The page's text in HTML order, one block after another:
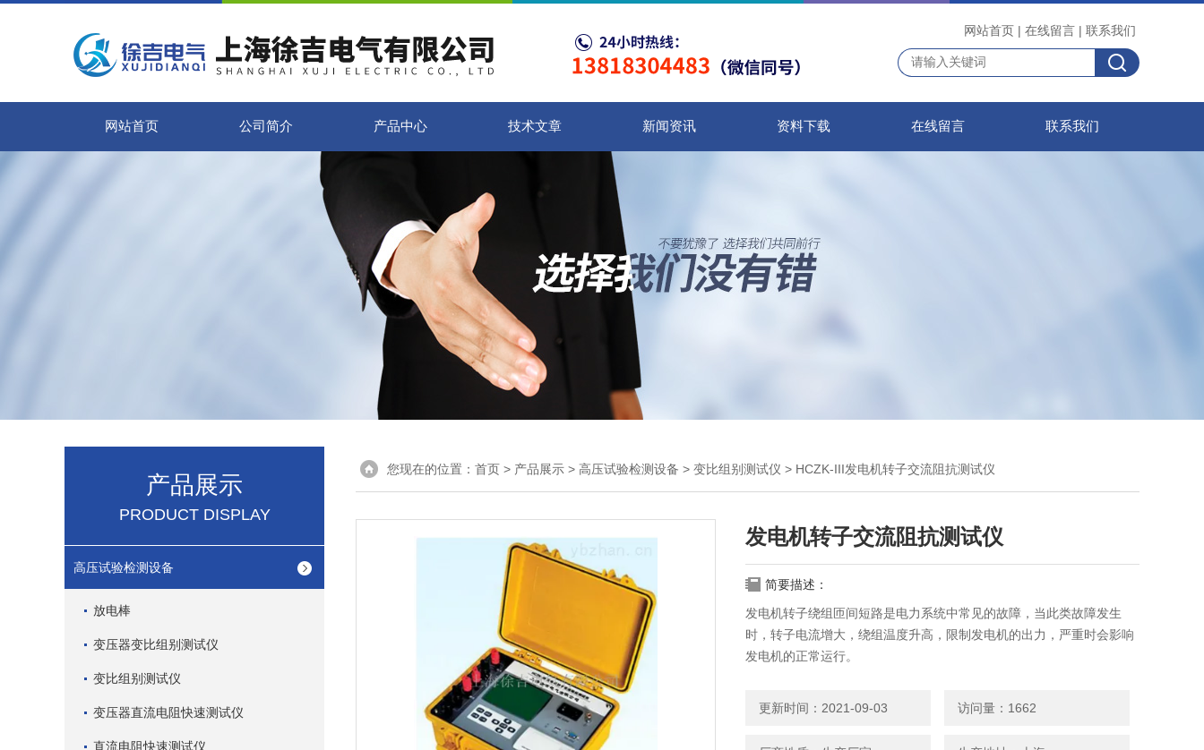
网站首页 | 在线留言 | 联系我们
网站首页 公司简介 产品中心 技术文章 新闻资讯 资料下载 在线留言 联系我们
产品展示
PRODUCT DISPLAY
高压试验检测设备
放电棒
变压器变比组别测试仪
变比组别测试仪
变压器直流电阻快速测试仪
直流电阻快速测试仪
您现在的位置： 首页 > 产品展示 > 高压试验检测设备 > 变比组别测试仪 > HCZK-III发电机转子交流阻抗测试仪
发电机转子交流阻抗测试仪
简要描述：
发电机转子绕组匝间短路是电力系统中常见的故障，当此类故障发生
时，转子电流增大，绕组温度升高，限制发电机的出力，严重时会影响
发电机的正常运行。
更新时间：2021-09-03 访问量：1662